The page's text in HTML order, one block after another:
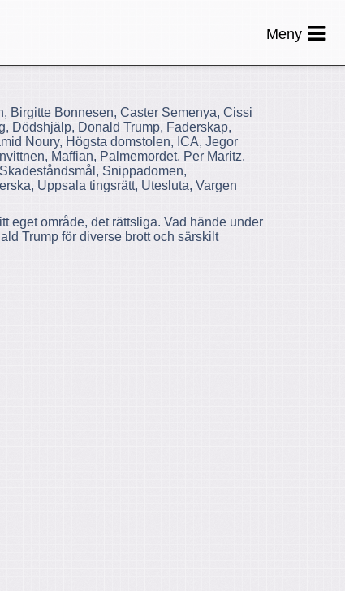
Birgitte Bonnesen, Caster Semenya, Cissi
Dödshjälp, Donald Trump, Faderskap,
Noury, Högsta domstolen, ICA, Jegor
Maffian, Palmemordet, Per Maritz,
Snippadomen,
Uppsala tingsrätt, Utesluta, Vargen
eget område, det rättsliga. Vad hände under
Trump för diverse brott och särskilt
Meny